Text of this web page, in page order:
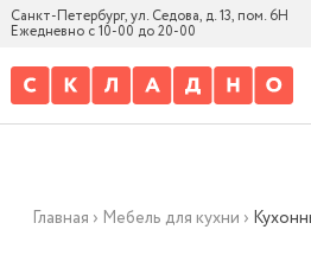
Санкт-Петербург, ул. Седова, д. 13, пом. 6Н
Ежедневно с 10-00 до 20-00
Главная › Мебель для кухни ›